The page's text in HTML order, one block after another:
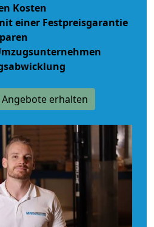
Kosten
einer Festpreisgarantie
erhalten